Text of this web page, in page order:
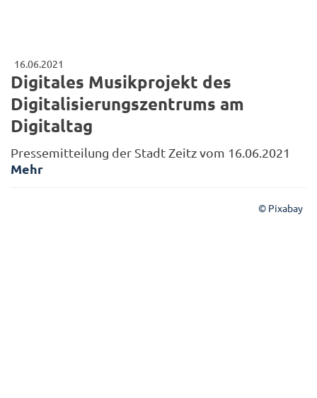
16.06.2021
Digitales Musikprojekt des
Digitalisierungszentrums am
Digitaltag
Pressemitteilung der Stadt Zeitz vom 16.06.2021
Mehr
© Pixabay